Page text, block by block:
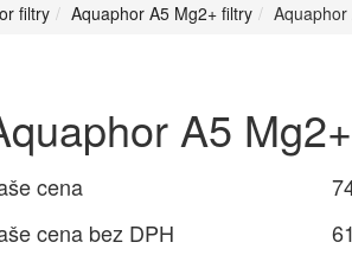
filtry Aquaphor A5 Mg2+ filtry
A5
cena
cena bez DPH